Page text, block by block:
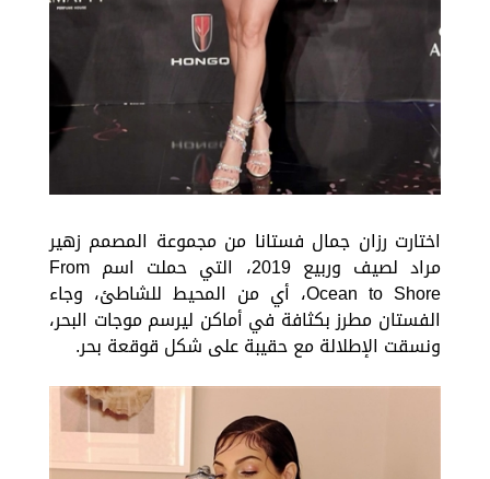
اختارت رزان جمال فستانا من مجموعة المصمم زهير
مراد لصيف وربيع 2019، التي حملت اسم From
Ocean to Shore، أي من المحيط للشاطئ، وجاء
الفستان مطرز بكثافة في أماكن ليرسم موجات البحر،
ونسقت الإطلالة مع حقيبة على شكل قوقعة بحر.